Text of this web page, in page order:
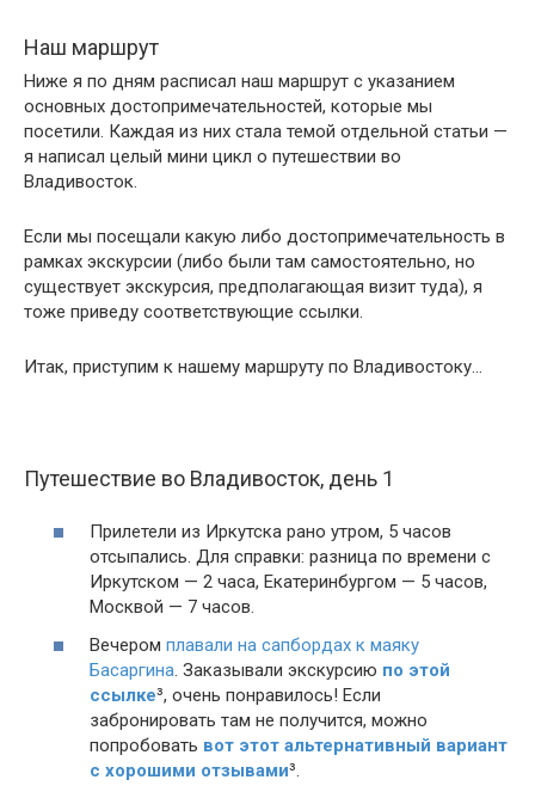
Наш маршрут
Ниже я по дням расписал наш маршрут с указанием
основных достопримечательностей, которые мы
посетили. Каждая из них стала темой отдельной статьи —
я написал целый мини цикл о путешествии во
Владивосток.
Если мы посещали какую либо достопримечательность в
рамках экскурсии (либо были там самостоятельно, но
существует экскурсия, предполагающая визит туда), я
тоже приведу соответствующие ссылки.
Итак, приступим к нашему маршруту по Владивостоку…
Путешествие во Владивосток, день 1
Прилетели из Иркутска рано утром, 5 часов
отсыпались. Для справки: разница по времени с
Иркутском — 2 часа, Екатеринбургом — 5 часов,
Москвой — 7 часов.
Вечером плавали на сапбордах к маяку
Басаргина. Заказывали экскурсию по этой
ссылке³, очень понравилось! Если
забронировать там не получится, можно
попробовать вот этот альтернативный вариант
с хорошими отзывами³.